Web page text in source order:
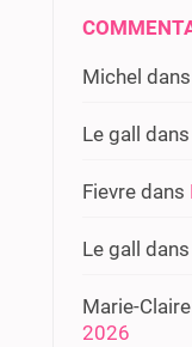
Michel dans
Le gall dans
Fievre dans
Le gall dans
Marie-Claire
2026